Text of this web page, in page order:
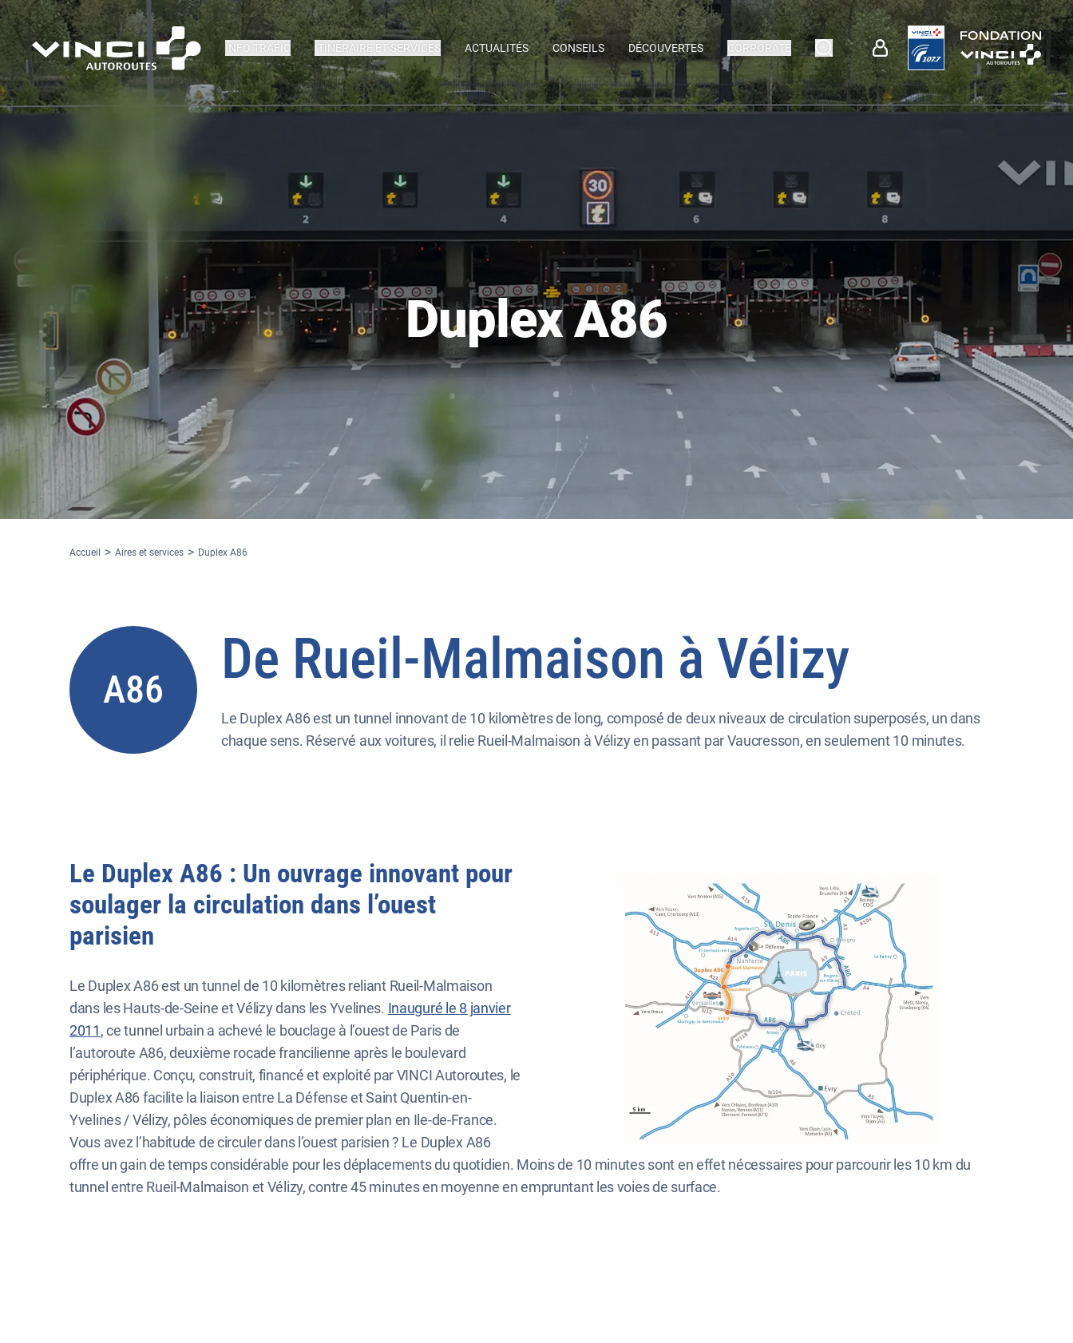
INFO TRAFIC ITINÉRAIRE ET SERVICES ACTUALITÉS CONSEILS DÉCOUVERTES CORPORATE
Duplex A86
Accueil Aires et services Duplex A86
A86 De Rueil-Malmaison à Vélizy
Le Duplex A86 est un tunnel innovant de 10 kilomètres de long, composé de deux niveaux de circulation superposés, un dans
chaque sens. Réservé aux voitures, il relie Rueil-Malmaison à Vélizy en passant par Vaucresson, en seulement 10 minutes.
Le Duplex A86 : Un ouvrage innovant pour
soulager la circulation dans l’ouest
parisien
Le Duplex A86 est un tunnel de 10 kilomètres reliant Rueil-Malmaison
dans les Hauts-de-Seine et Vélizy dans les Yvelines. Inauguré le 8 janvier
2011, ce tunnel urbain a achevé le bouclage à l’ouest de Paris de
l’autoroute A86, deuxième rocade francilienne après le boulevard
périphérique. Conçu, construit, financé et exploité par VINCI Autoroutes, le
Duplex A86 facilite la liaison entre La Défense et Saint Quentin-en-
Yvelines / Vélizy, pôles économiques de premier plan en Ile-de-France.
Vous avez l’habitude de circuler dans l’ouest parisien ? Le Duplex A86
offre un gain de temps considérable pour les déplacements du quotidien. Moins de 10 minutes sont en effet nécessaires pour parcourir les 10 km du
tunnel entre Rueil-Malmaison et Vélizy, contre 45 minutes en moyenne en empruntant les voies de surface.